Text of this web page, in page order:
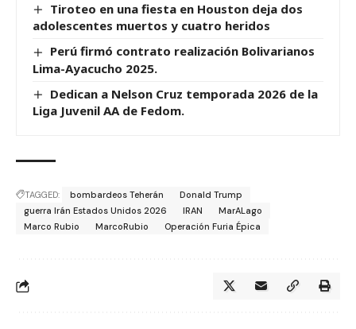
Tiroteo en una fiesta en Houston deja dos
adolescentes muertos y cuatro heridos
Perú firmó contrato realización Bolivarianos
Lima-Ayacucho 2025.
Dedican a Nelson Cruz temporada 2026 de la
Liga Juvenil AA de Fedom.
TAGGED: bombardeos Teherán
Donald Trump
guerra Irán Estados Unidos 2026
IRAN
MarALago
Marco Rubio
MarcoRubio Operación Furia Épica